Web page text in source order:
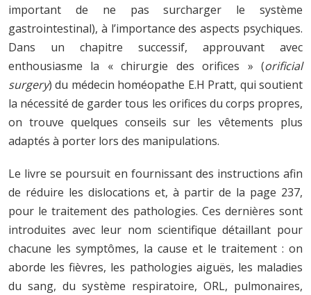
important de ne pas surcharger le système
gastrointestinal), à l’importance des aspects psychiques.
Dans un chapitre successif, approuvant avec
enthousiasme la « chirurgie des orifices » (orificial
surgery) du médecin homéopathe E.H Pratt, qui soutient
la nécessité de garder tous les orifices du corps propres,
on trouve quelques conseils sur les vêtements plus
adaptés à porter lors des manipulations.
Le livre se poursuit en fournissant des instructions afin
de réduire les dislocations et, à partir de la page 237,
pour le traitement des pathologies. Ces dernières sont
introduites avec leur nom scientifique détaillant pour
chacune les symptômes, la cause et le traitement : on
aborde les fièvres, les pathologies aiguës, les maladies
du sang, du système respiratoire, ORL, pulmonaires,